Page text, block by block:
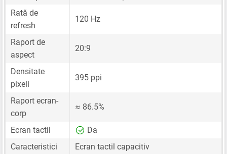
Rată de
refresh
120 Hz
Raport de
aspect
20:9
Densitate
pixeli
395 ppi
Raport ecran-
corp
≈ 86.5%
Ecran tactil
Da
Caracteristici
Ecran tactil capacitiv